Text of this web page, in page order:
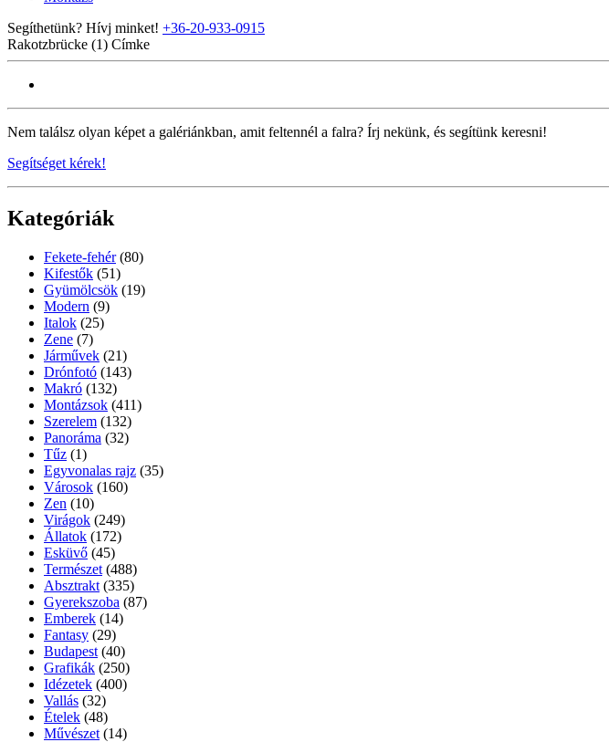
Segíthetünk? Hívj minket! +36-20-933-0915
Rakotzbrücke (1) Címke
Nem találsz olyan képet a galériánkban, amit feltennél a falra? Írj nekünk, és segítünk keresni!
Segítséget kérek!
Kategóriák
Fekete-fehér (80)
Kifestők (51)
Gyümölcsök (19)
Modern (9)
Italok (25)
Zene (7)
Járművek (21)
Drónfotó (143)
Makró (132)
Montázsok (411)
Szerelem (132)
Panoráma (32)
Tűz (1)
Egyvonalas rajz (35)
Városok (160)
Zen (10)
Virágok (249)
Állatok (172)
Esküvő (45)
Természet (488)
Absztrakt (335)
Gyerekszoba (87)
Emberek (14)
Fantasy (29)
Budapest (40)
Grafikák (250)
Idézetek (400)
Vallás (32)
Ételek (48)
Művészet (14)